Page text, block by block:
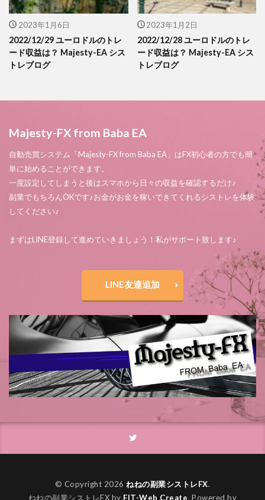
2023年1月6日
2022/12/29 ユーロドルのトレ
ード収益は？ Majesty-EA シス
トレブログ
2023年1月2日
2022/12/28 ユーロドルのトレ
ード収益は？ Majesty-EA シス
トレブログ
Majesty-FX from Baba EA
自動売買システム「Majesty-FX from Baba EA」はFX初心者の方でも簡
単に始めることができます。
一度設定してしまうと後はスマホから日々の収益を確認するだけ♪
副業でもちろんOKです♪お金がお金を稼いできてくれるシストレを体験
してください♪
まずはLINE登録して進めていきましょう！私がサポート致します♪
LINE友達追加
© Copyright 2026ねねの副業シストレFX.
ねねの副業シストレFX by FIT-Web Create. Powered by